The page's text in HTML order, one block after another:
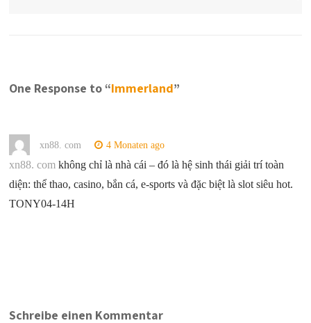
One Response to “Immerland”
xn88. com 4 Monaten ago
xn88. com không chỉ là nhà cái – đó là hệ sinh thái giải trí toàn
diện: thể thao, casino, bắn cá, e-sports và đặc biệt là slot siêu hot.
TONY04-14H
Schreibe einen Kommentar